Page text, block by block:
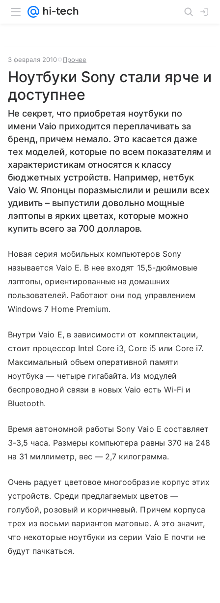
3 февраля 2010 Прочее
Ноутбуки Sony стали ярче и
доступнее
Не секрет, что приобретая ноутбуки по
имени Vaio приходится переплачивать за
бренд, причем немало. Это касается даже
тех моделей, которые по всем показателям и
характеристикам относятся к классу
бюджетных устройств. Например, нетбук
Vaio W. Японцы поразмыслили и решили всех
удивить – выпустили довольно мощные
лэптопы в ярких цветах, которые можно
купить всего за 700 долларов.
Новая серия мобильных компьютеров Sony
называется Vaio E. В нее входят 15,5-дюймовые
лэптопы, ориентированные на домашних
пользователей. Работают они под управлением
Windows 7 Home Premium.
Внутри Vaio E, в зависимости от комплектации,
стоит процессор Intel Core i3, Core i5 или Core i7.
Максимальный объем оперативной памяти
ноутбука — четыре гигабайта. Из модулей
беспроводной связи в новых Vaio есть Wi-Fi и
Bluetooth.
Время автономной работы Sony Vaio E составляет
3-3,5 часа. Размеры компьютера равны 370 на 248
на 31 миллиметр, вес — 2,7 килограмма.
Очень радует цветовое многообразие корпус этих
устройств. Среди предлагаемых цветов —
голубой, розовый и коричневый. Причем корпуса
трех из восьми вариантов матовые. А это значит,
что некоторые ноутбуки из серии Vaio E почти не
будут пачкаться.